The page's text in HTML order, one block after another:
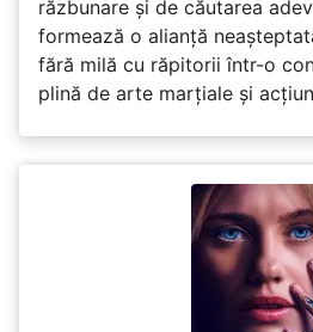
răzbunare și de căutarea
formează o alianță
fără milă cu răpitorii într-o
plină de arte marțiale și